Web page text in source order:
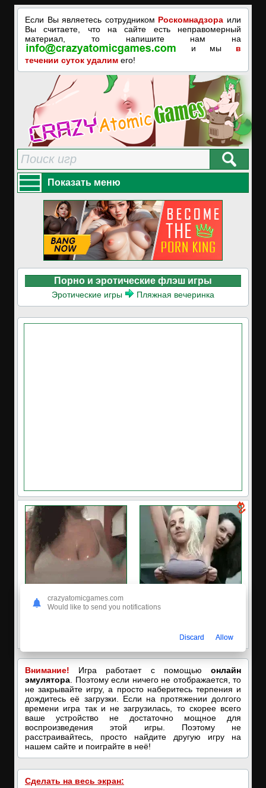
Если Вы являетесь сотрудником Роскомнадзора или
Вы считаете, что на сайте есть неправомерный
материал, то напишите нам на
и мы в
течении суток удалим его!
Показать меню
Порно и эротические флэш игры
Эротические игры Пляжная вечеринка
ДЫРОЧКИ!🔥
Внимание! Игра работает с помощью онлайн
эмулятора . Поэтому если ничего не отображается, то
не закрывайте игру, а просто наберитесь терпения и
дождитесь её загрузки. Если на протяжении долгого
времени игра так и не загрузилась, то скорее всего
ваше устройство не достаточно мощное для
воспроизведения этой игры. Поэтому не
расстраивайтесь, просто найдите другую игру на
нашем сайте и поиграйте в неё!
Сделать на весь экран:
crazyatomicgames.com
Would like to send you notifications
Discard Allow